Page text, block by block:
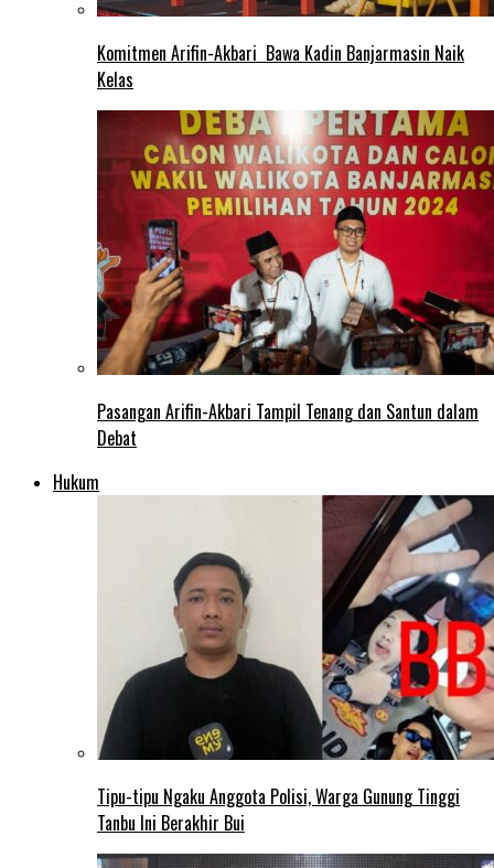
Komitmen Arifin-Akbari Bawa Kadin Banjarmasin Naik
Kelas
Pasangan Arifin-Akbari Tampil Tenang dan Santun dalam
Debat
Hukum
Tipu-tipu Ngaku Anggota Polisi, Warga Gunung Tinggi
Tanbu Ini Berakhir Bui